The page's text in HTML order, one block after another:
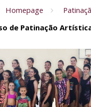
Homepage
de Patinação